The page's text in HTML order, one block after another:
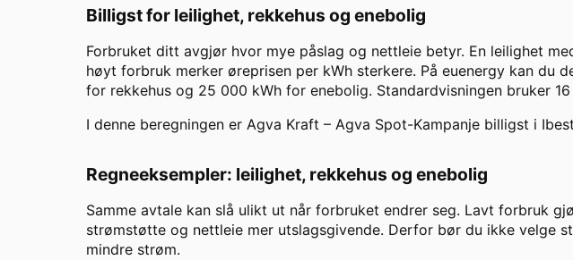
Billigst for leilighet, rekkehus og enebolig
Forbruket ditt avgjør hvor mye påslag og nettleie betyr. En leilighet
høyt forbruk merker øreprisen per kWh sterkere. På euenergy kan du
for rekkehus og 25 000 kWh for enebolig. Standardvisningen bruker
I denne beregningen er Agva Kraft – Agva Spot-Kampanje billigst i
Regneeksempler: leilighet, rekkehus og enebolig
Samme avtale kan slå ulikt ut når forbruket endrer seg. Lavt forbruk
strømstøtte og nettleie mer utslagsgivende. Derfor bør du ikke velge
mindre strøm.